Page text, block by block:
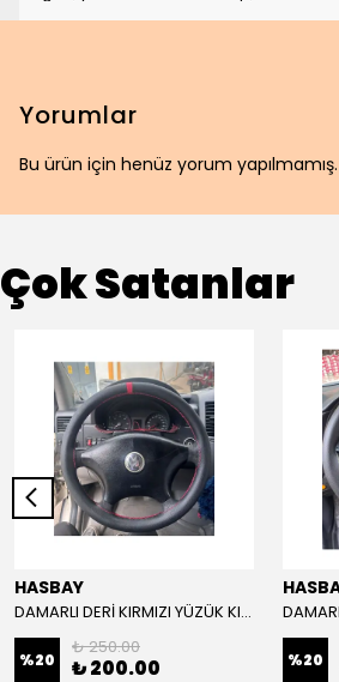
Yorumlar
Bu ürün için henüz yorum yapılmamış.
Çok Satanlar
HASBAY
DAMARLI DERİ KIRMIZI YÜZÜK KIRMIZI DİKİŞLİ VW CRAFTER İÇİN İP İĞNE DAHİL
%20
₺ 250.00
₺ 200.00 %20